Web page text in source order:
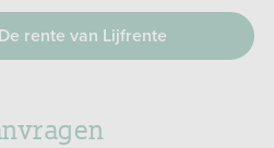
De rente van Lijfrente